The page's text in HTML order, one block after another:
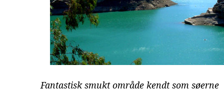
Fantastisk smukt område kendt som søerne